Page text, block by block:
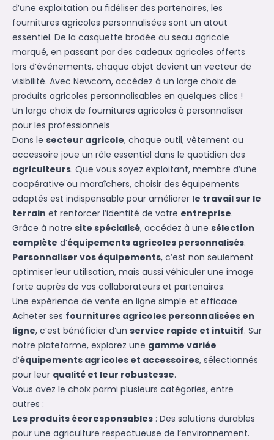
d’une exploitation ou fidéliser des partenaires, les
fournitures agricoles personnalisées sont un atout
essentiel. De la casquette brodée au seau agricole
marqué, en passant par des cadeaux agricoles offerts
lors d’événements, chaque objet devient un vecteur de
visibilité. Avec Newcom, accédez à un large choix de
produits agricoles personnalisables en quelques clics !
Un large choix de fournitures agricoles à personnaliser
pour les professionnels
Dans le secteur agricole, chaque outil, vêtement ou
accessoire joue un rôle essentiel dans le quotidien des
agriculteurs. Que vous soyez exploitant, membre d’une
coopérative ou maraîchers, choisir des équipements
adaptés est indispensable pour améliorer le travail sur le
terrain et renforcer l’identité de votre entreprise.
Grâce à notre site spécialisé, accédez à une sélection
complète d’équipements agricoles personnalisés.
Personnaliser vos équipements, c’est non seulement
optimiser leur utilisation, mais aussi véhiculer une image
forte auprès de vos collaborateurs et partenaires.
Une expérience de vente en ligne simple et efficace
Acheter ses fournitures agricoles personnalisées en
ligne, c’est bénéficier d’un service rapide et intuitif. Sur
notre plateforme, explorez une gamme variée
d’équipements agricoles et accessoires, sélectionnés
pour leur qualité et leur robustesse.
Vous avez le choix parmi plusieurs catégories, entre
autres :
Les produits écoresponsables : Des solutions durables
pour une agriculture respectueuse de l’environnement.